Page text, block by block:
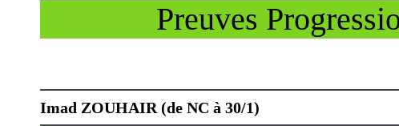
Preuves
Imad ZOUHAIR (de NC à 30/1)